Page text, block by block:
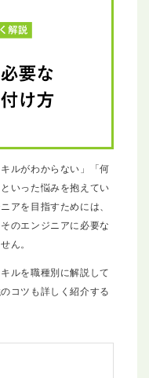
ルがわからない」「何
いった悩みを抱えてい
アを目指すためには、
のエンジニアに必要な
ん。
ルを職種別に解説して
コツも詳しく紹介する